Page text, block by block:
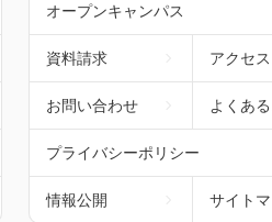
オープンキャンパス
資料請求 アクセス
お問い合わせ よくあ
プライバシーポリシー
情報公開 サイト